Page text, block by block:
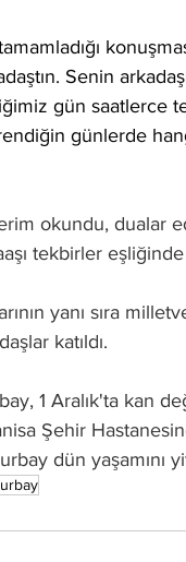
Senin
gün saatlerce
günlerde
okundu, dualar
tekbirler
yanı sıra
katıldı.
1 Aralık'ta kan
Şehir
dün yaşamını